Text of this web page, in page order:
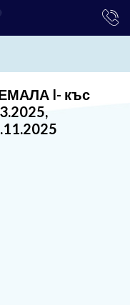
I- къс